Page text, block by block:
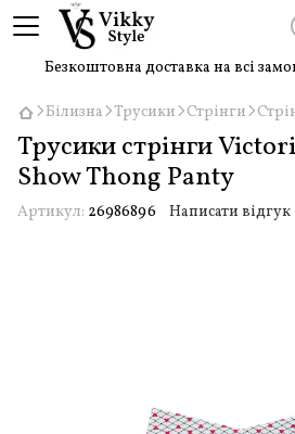
Безкоштовна доставка на всі
Білизна Трусики Стрінги
Трусики стрінги
Show Thong Panty
Артикул: 26986896 Написати відгук